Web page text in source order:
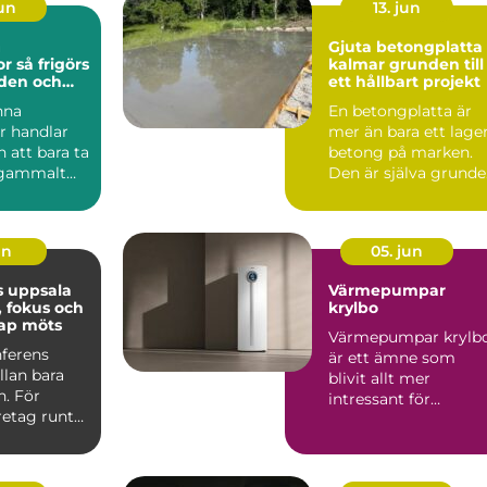
och
handlar
att bara ta
d...
13. jun
Gjuta betongplatta
kalmar grunden till
ett hållbart projekt
En betongplatta är
mer än bara ett lager
betong på marken.
Den är själva
uppsala
fokus och
möts
bara
För
runt
05. jun
Värmepumpar
krylbo
Värmepumpar
är ett ämne som
blivit allt mer
intressant för
mi...